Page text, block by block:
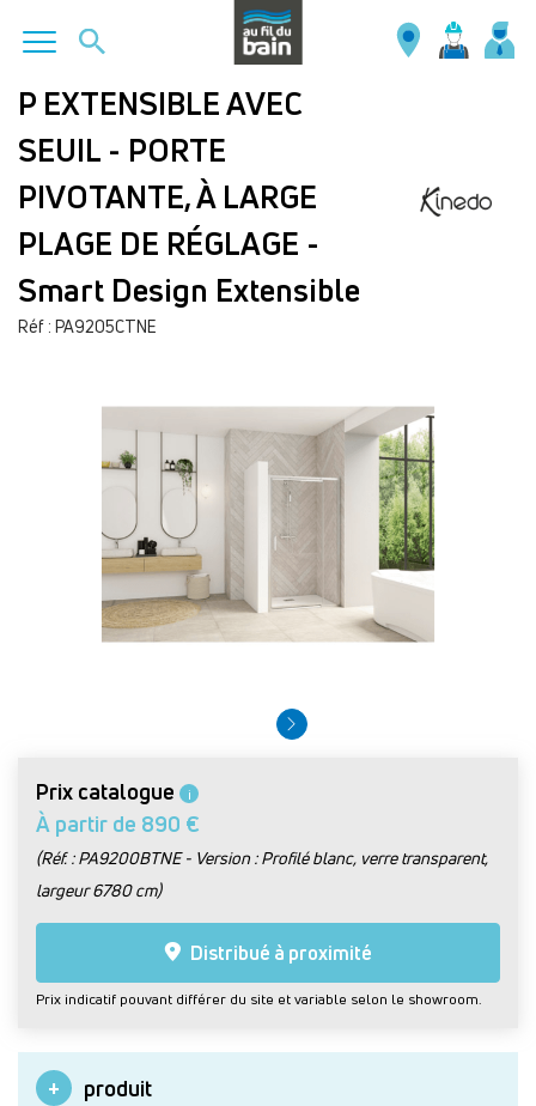
Aller
contenu
principal
P EXTENSIBLE AVEC
SEUIL - PORTE
PIVOTANTE, À LARGE
PLAGE DE RÉGLAGE -
Smart Design Extensible
Réf : PA9205CTNE
Prix catalogue i
À partir de 890 €
(Réf. : PA9200BTNE - Version : Profilé blanc, verre transparent,
largeur 6780 cm)
Distribué à proximité
Prix indicatif pouvant différer du site et variable selon le showroom.
produit